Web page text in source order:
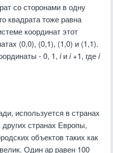
со сторонами в одну
квадрата тоже равна
координат этот
(0,0), (0,1), (1,0) и (1,1).
- 0, 1, iиi+1, гдеi
используется в странах
странах Европы,
объектов таких как
Один ар равен 100